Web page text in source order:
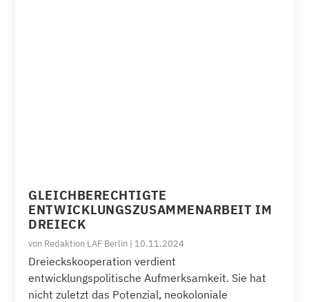
GLEICHBERECHTIGTE
ENTWICKLUNGSZUSAMMENARBEIT IM
DREIECK
von Redaktion LAF Berlin | 10.11.2024
Dreieckskooperation verdient
entwicklungspolitische Aufmerksamkeit. Sie hat
nicht zuletzt das Potenzial, neokoloniale